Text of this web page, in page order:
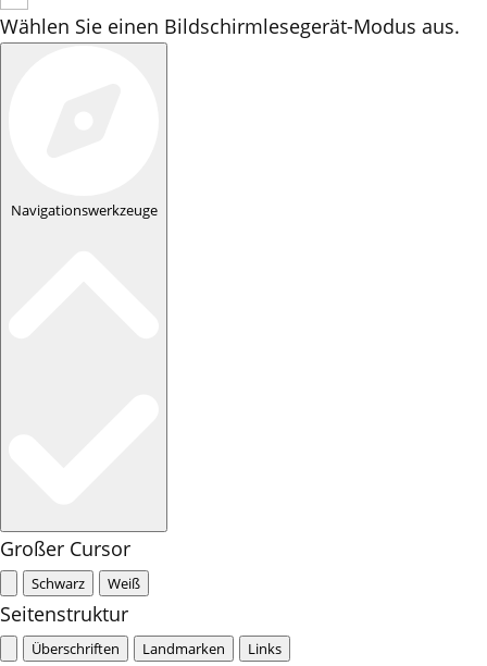
Wählen Sie einen Bildschirmlesegerät-Modus aus.
Navigationswerkzeuge
Großer Cursor
Schwarz Weiß
Seitenstruktur
Überschriften Landmarken Links